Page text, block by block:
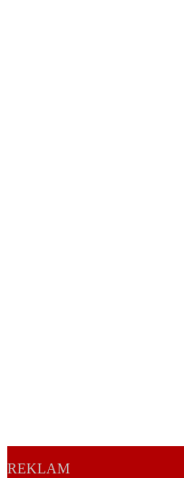
REKLAM